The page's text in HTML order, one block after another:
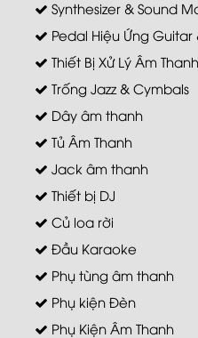
Synthesizer & Sound
Pedal Hiệu Ứng Guitar
Thiết Bị Xử Lý Âm
Trống Jazz & Cymbals
Dây âm thanh
Tủ Âm Thanh
Jack âm thanh
Thiết bị DJ
Củ loa rời
Đầu Karaoke
Phụ tùng âm thanh
Phụ kiện Đèn
Phụ Kiện Âm Thanh